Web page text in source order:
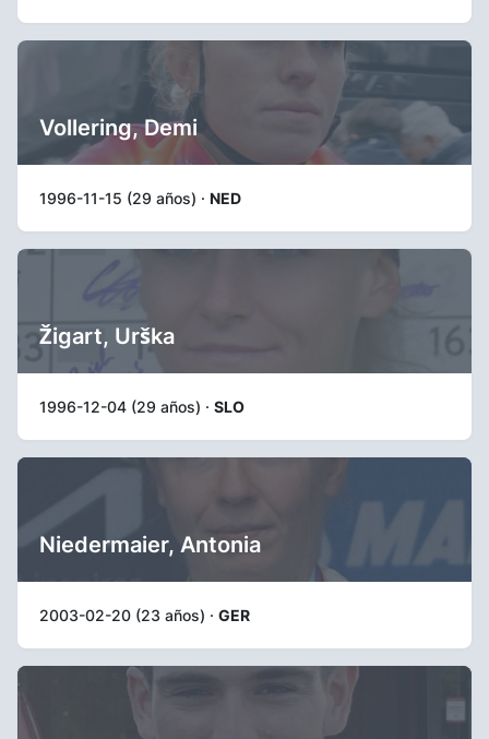
Vollering, Demi
1996-11-15 (29 años) · NED
Žigart, Urška
1996-12-04 (29 años) · SLO
Niedermaier, Antonia
2003-02-20 (23 años) · GER